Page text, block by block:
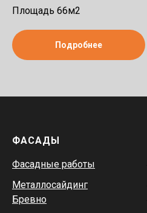
Площадь 66м2
Подробнее
ФАСАДЫ
Фасадные работы
Металлосайдинг
Бревно